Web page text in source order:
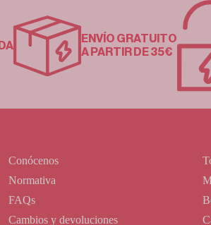
ENVÍO GRATUITO
A PARTIR DE 35€
Conócenos
Normativa
FAQs
Cambios y devoluciones